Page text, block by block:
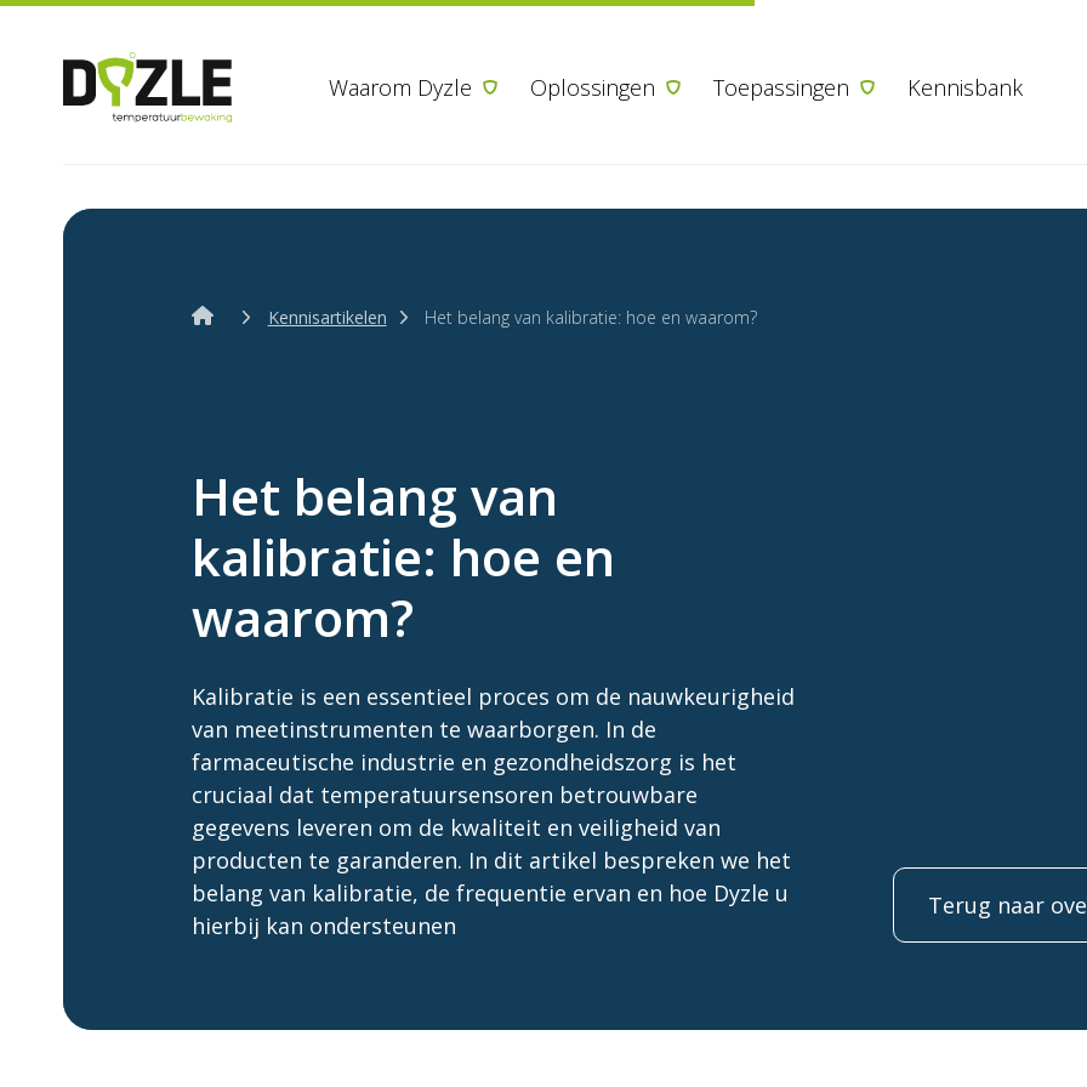
Waarom Dyzle Oplossingen Toepassingen Kennisbank
Kennisartikelen Het belang van kalibratie: hoe en waarom?
Het belang van
kalibratie: hoe en
waarom?
Kalibratie is een essentieel proces om de nauwkeurigheid
van meetinstrumenten te waarborgen. In de
farmaceutische industrie en gezondheidszorg is het
cruciaal dat temperatuursensoren betrouwbare
gegevens leveren om de kwaliteit en veiligheid van
producten te garanderen. In dit artikel bespreken we het
belang van kalibratie, de frequentie ervan en hoe Dyzle u
hierbij kan ondersteunen
Terug naar